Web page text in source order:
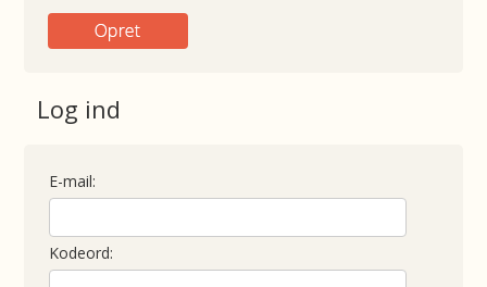
Log ind
E-mail:
Kodeord: